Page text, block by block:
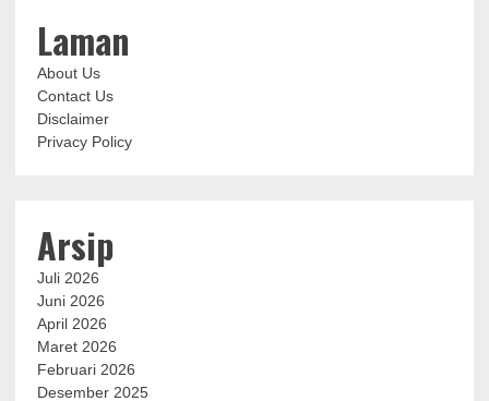
Laman
About Us
Contact Us
Disclaimer
Privacy Policy
Arsip
Juli 2026
Juni 2026
April 2026
Maret 2026
Februari 2026
Desember 2025